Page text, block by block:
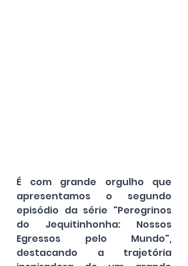
É com grande orgulho que
apresentamos o segundo
episódio da série "Peregrinos
do Jequitinhonha: Nossos
Egressos pelo Mundo",
destacando a trajetória